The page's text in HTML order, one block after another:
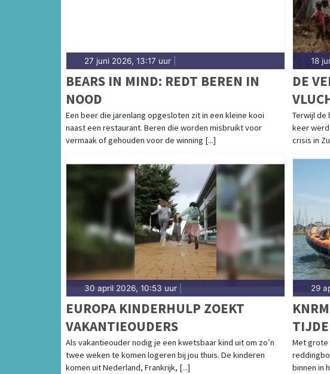
27 juni 2026, 13:17 uur
BEARS IN MIND: REDT BEREN IN
NOOD
Een beer die jarenlang opgesloten zit in een kleine kooi
naast een restaurant. Beren die worden misbruikt voor
vermaak of gehouden voor de winning [...]
18
DE
Terwijl de
keer
crisis in
30 april 2026, 10:53 uur
EUROPA KINDERHULP ZOEKT
VAKANTIEOUDERS
Als vakantieouder nodig je een kwetsbaar kind uit om zo’n
twee weken te komen logeren bij jou thuis. De kinderen
komen uit Nederland, Frankrijk, [...]
29
DIE
Met grote
binnen in